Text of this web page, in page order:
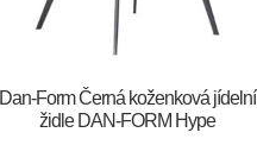
​​​​​Dan-Form Černá koženková jídelní
židle DAN-FORM Hype